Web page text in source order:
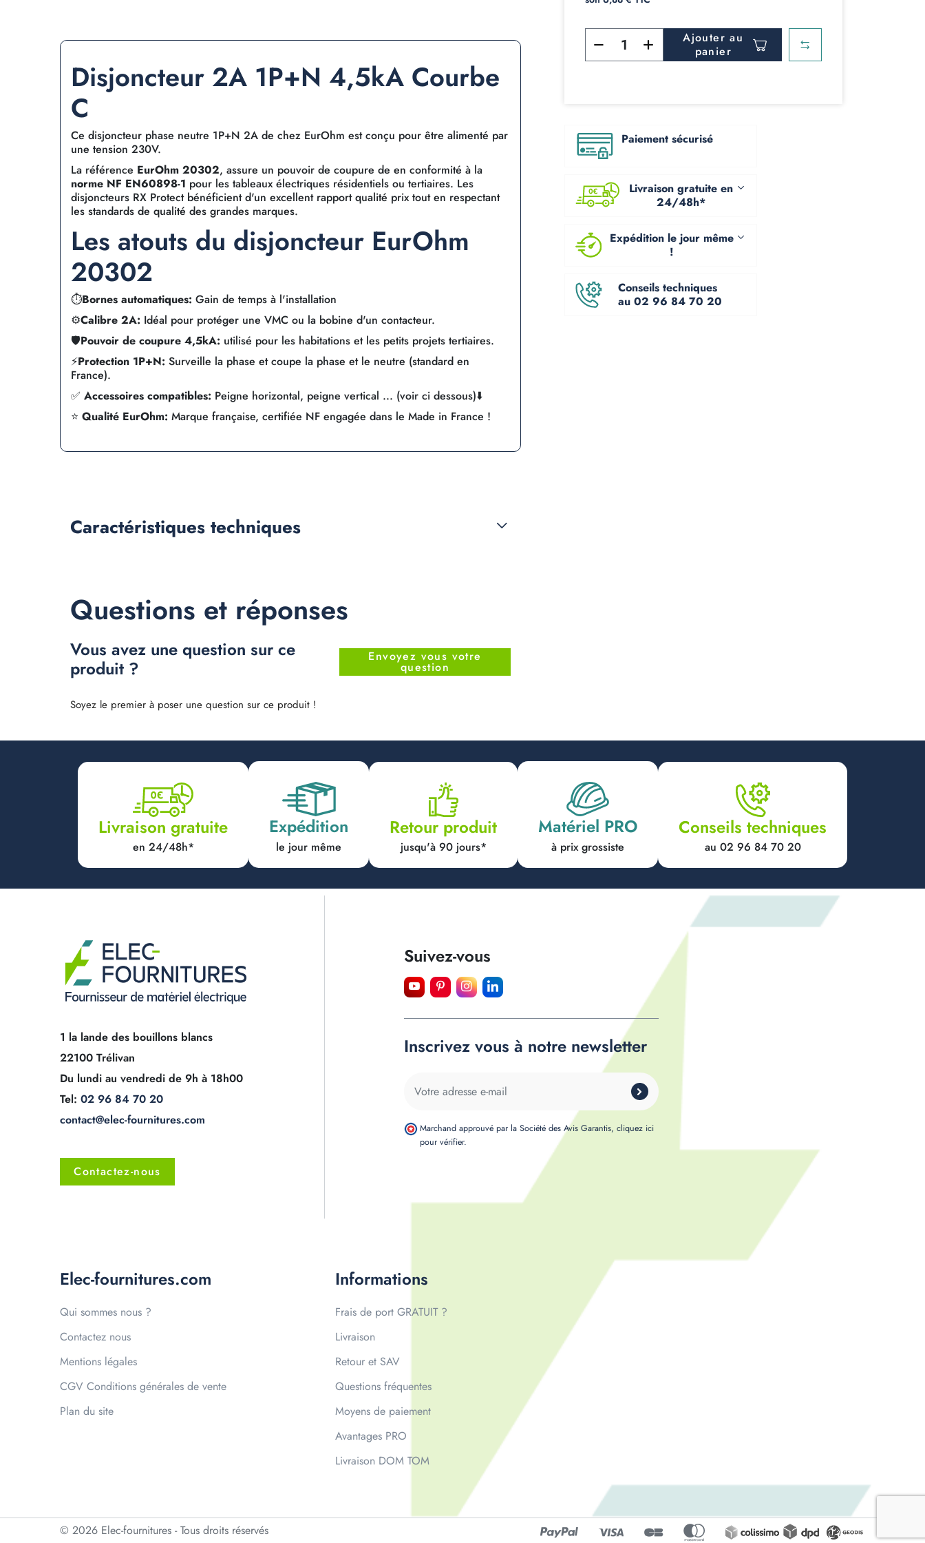
Ajouter au
panier
Paiement sécurisé
Livraison gratuite en
24/48h*
Expédition le jour même
!
Conseils techniques
au 02 96 84 70 20
Disjoncteur 2A 1P+N 4,5kA Courbe
C
Ce disjoncteur phase neutre 1P+N 2A de chez EurOhm est conçu pour être alimenté par
une tension 230V.
La référence EurOhm 20302, assure un pouvoir de coupure deen conformité à la
norme NF EN60898-1 pour les tableaux électriques résidentiels ou tertiaires. Les
disjoncteurs RX Protect bénéficient d'un excellent rapport qualité prix tout en respectant
les standards de qualité des grandes marques.
Les atouts du disjoncteur EurOhm
20302
⏱️Bornes automatiques: Gain de temps à l'installation
⚙️Calibre 2A: Idéal pour protéger une VMC ou la bobine d'un contacteur.
🛡️Pouvoir de coupure 4,5kA: utilisé pour les habitations et les petits projets tertiaires.
⚡Protection 1P+N: Surveille la phase et coupe la phase et le neutre (standard en
France).
✅Accessoires compatibles: Peigne horizontal, peigne vertical ... (voir ci dessous)⬇️
⭐Qualité EurOhm: Marque française, certifiée NF engagée dans le Made in France !
Caractéristiquestechniques
Questions et réponses
Vous avez une question sur ce
produit ?
Envoyez vous votre
question
Soyez le premier à poser une question sur ce produit !
Livraison gratuite
en 24/48h*
Expédition
le jour même
Retour produit
jusqu'à 90 jours*
Matériel PRO
à prix grossiste
Conseils techniques
au 02 96 84 70 20
1 la lande des bouillons blancs
22100 Trélivan
Du lundi au vendredi de 9h à 18h00
Tel: 02 96 84 70 20
contact@elec-fournitures.com
Contactez-nous
Elec-fournitures.com
Qui sommes nous ?
Contactez nous
Mentions légales
CGV Conditions générales de vente
Plan du site
Informations
Frais de port GRATUIT ?
Livraison
Retour et SAV
Questions fréquentes
Moyens de paiement
Avantages PRO
Livraison DOM TOM
Suivez-vous
Inscrivez vous à notre newsletter
Marchand approuvé par la Société des Avis Garantis,cliquez ici
pour vérifier.
© 2026 Elec-fournitures - Tous droits réservés